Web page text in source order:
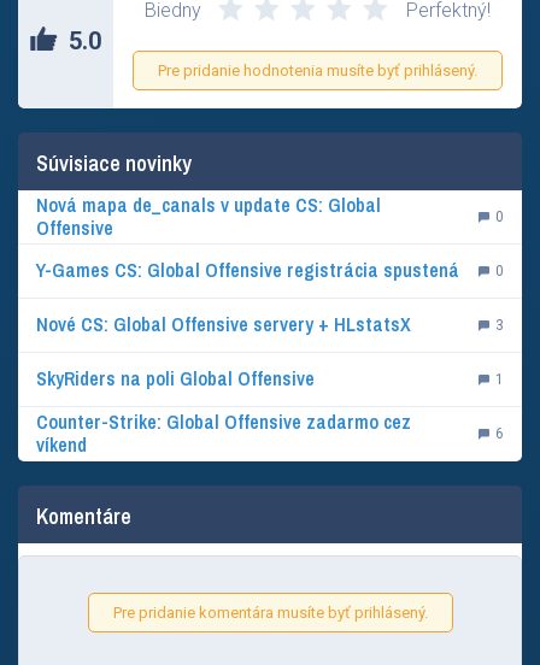
5.0
Biedny Perfektný!
Pre pridanie hodnotenia musíte byť prihlásený.
Súvisiace novinky
Nová mapa de_canals v update CS: Global
Offensive
0
Y-Games CS: Global Offensive registrácia spustená 0
Nové CS: Global Offensive servery + HLstatsX 3
SkyRiders na poli Global Offensive 1
Counter-Strike: Global Offensive zadarmo cez
víkend
6
Komentáre
Pre pridanie komentára musíte byť prihlásený.